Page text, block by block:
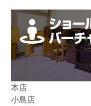
本店
小島店